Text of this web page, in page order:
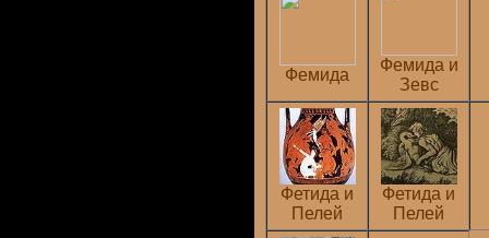
Фемида
Фемида и
Зевс
Фетида и
Пелей
Фетида и
Пелей